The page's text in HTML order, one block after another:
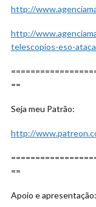
http://
http://
telescopios-eso-
==
Seja meu Patrão:
http://
==
Apoio e apresentação: